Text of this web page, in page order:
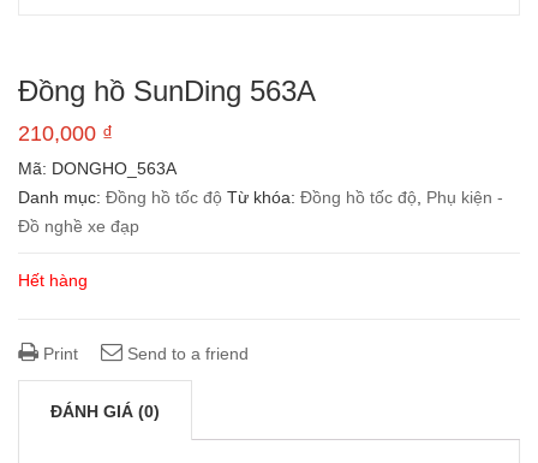
Đồng hồ SunDing 563A
210,000 ₫
Mã: DONGHO_563A
Danh mục: Đồng hồ tốc độ Từ khóa: Đồng hồ tốc độ, Phụ kiện -
Đồ nghề xe đạp
Hết hàng
Print Send to a friend
ĐÁNH GIÁ (0)